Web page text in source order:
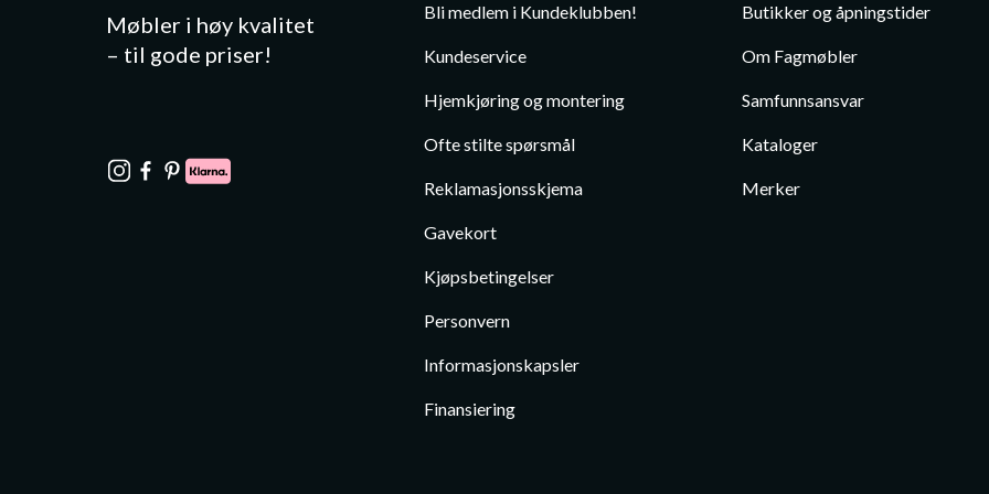
Møbler i høy kvalitet
– til gode priser!
Bli medlem i Kundeklubben!
Kundeservice
Hjemkjøring og montering
Ofte stilte spørsmål
Reklamasjonsskjema
Gavekort
Kjøpsbetingelser
Personvern
Informasjonskapsler
Finansiering
Butikker og åpningstider
Om Fagmøbler
Samfunnsansvar
Kataloger
Merker